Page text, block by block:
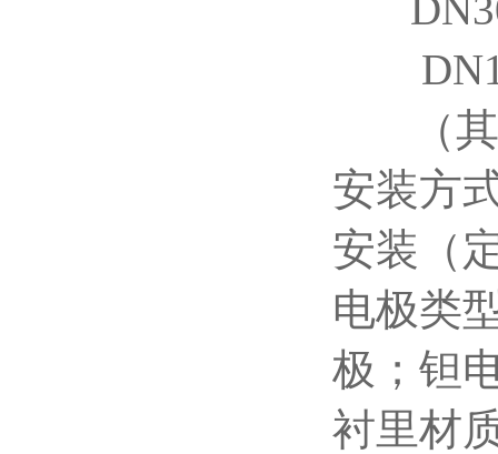
（
安装方
安装（
电极类
极；钽
衬里材